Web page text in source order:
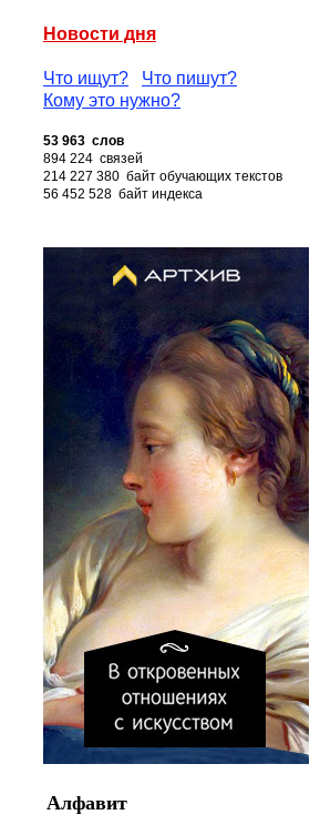
Новости дня
Что ищут?
Что пишут?
Кому это нужно?
53 963 слов
894 224 связей
214 227 380 байт обучающих текстов
56 452 528 байт индекса
Алфавит